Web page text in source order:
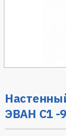
ЭВАН С1 -